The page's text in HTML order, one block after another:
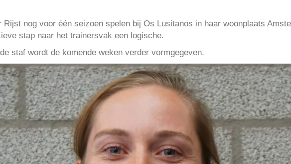
Rijst nog voor één seizoen spelen bij Os Lusitanos in haar woonplaats
stap naar het trainersvak een logische.
staf wordt de komende weken verder vormgegeven.